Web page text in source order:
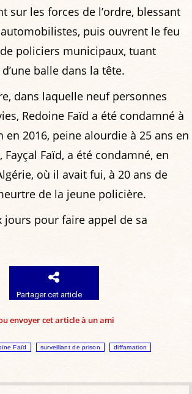
sur les forces de l’ordre, blessant
puis ouvrent le feu
policiers municipaux, tuant
balle dans la tête.
dans laquelle neuf personnes
Redoine Faïd a été condamné à
en 2016, peine alourdie à 25 ans en
Faïd, a été condamné, en
où il avait fui, à 20 ans de
de la jeune policière.
jours pour faire appel de sa
Partager cet article
envoyer cet article à un ami
Faïd surveillant de prison diffamation